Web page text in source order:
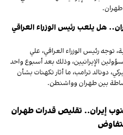
طهران.
هل يلعب رئيس الوزراء العراقي
توجه رئيس الوزراء العراقي، علي
الإيرانيين، وذلك بعد أسبوع واحد
دونالد ترامب، ما أثار تكهنات بشأن
بين طهران وواشنطن.
إيران.. تقليص قدرات طهران